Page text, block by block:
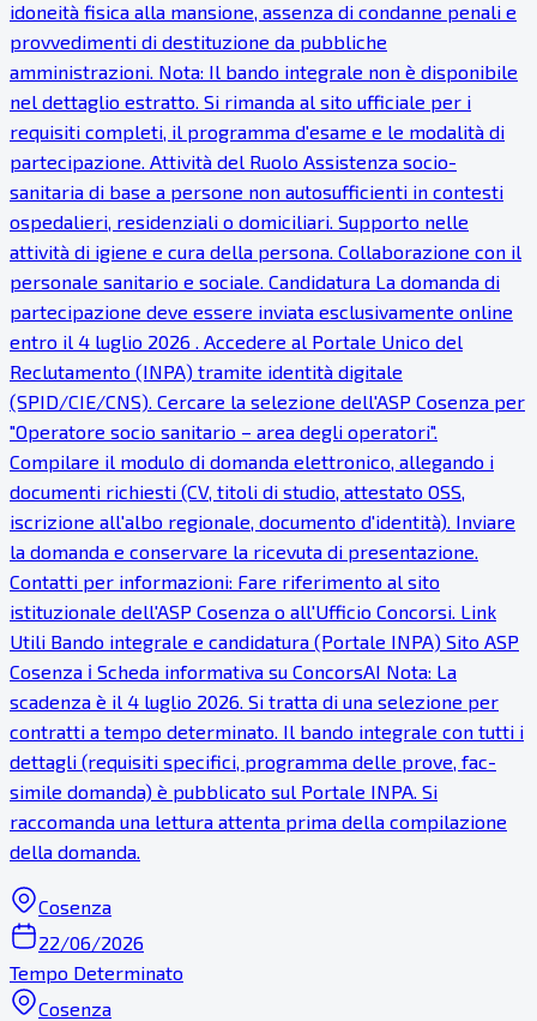
idoneità fisica alla mansione, assenza di condanne penali e
provvedimenti di destituzione da pubbliche
amministrazioni. Nota: Il bando integrale non è disponibile
nel dettaglio estratto. Si rimanda al sito ufficiale per i
requisiti completi, il programma d'esame e le modalità di
partecipazione. Attività del Ruolo Assistenza socio-
sanitaria di base a persone non autosufficienti in contesti
ospedalieri, residenziali o domiciliari. Supporto nelle
attività di igiene e cura della persona. Collaborazione con il
personale sanitario e sociale. Candidatura La domanda di
partecipazione deve essere inviata esclusivamente online
entro il 4 luglio 2026 . Accedere al Portale Unico del
Reclutamento (INPA) tramite identità digitale
(SPID/CIE/CNS). Cercare la selezione dell'ASP Cosenza per
"Operatore socio sanitario – area degli operatori".
Compilare il modulo di domanda elettronico, allegando i
documenti richiesti (CV, titoli di studio, attestato OSS,
iscrizione all'albo regionale, documento d'identità). Inviare
la domanda e conservare la ricevuta di presentazione.
Contatti per informazioni: Fare riferimento al sito
istituzionale dell'ASP Cosenza o all'Ufficio Concorsi. Link
Utili Bando integrale e candidatura (Portale INPA) Sito ASP
Cosenza ℹ Scheda informativa su ConcorsAI Nota: La
scadenza è il 4 luglio 2026. Si tratta di una selezione per
contratti a tempo determinato. Il bando integrale con tutti i
dettagli (requisiti specifici, programma delle prove, fac-
simile domanda) è pubblicato sul Portale INPA. Si
raccomanda una lettura attenta prima della compilazione
della domanda.
Cosenza
22/06/2026
Tempo Determinato
Cosenza